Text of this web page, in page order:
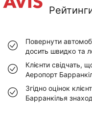
Повернути
досить швидко та
Клієнти свідчать,
Аеропорт
Згідно оцінок
Барранкілья